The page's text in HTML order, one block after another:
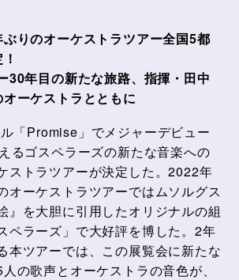
りのオーケストラツアー全国5都
30年目の新たな旅路、指揮・田中
ーケストラとともに
「Promise」でメジャーデビュー
るゴスペラーズの新たな音楽への
ストラツアーが決定した。2022年
オーケストラツアーではムソルグス
』を大胆に引用したオリジナルの組
ペラーズ」で大好評を博した。2年
本ツアーでは、この展覧会に新たな
の歌声とオーケストラの音色が、